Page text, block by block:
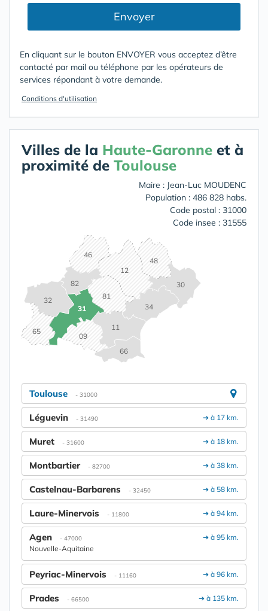
Envoyer
En cliquant sur le bouton ENVOYER vous acceptez d’être
contacté par mail ou téléphone par les opérateurs de
services répondant à votre demande.
Conditions d'utilisation
Villes de la Haute-Garonne et à
proximité de Toulouse
Maire : Jean-Luc MOUDENC
Population : 486 828 habs.
Code postal : 31000
Code insee : 31555
09
11
12
30
31
32
34
46
48
65
66
81
82
Toulouse - 31000
➔ à 17 km.
Léguevin - 31490
➔ à 18 km.
Muret - 31600
➔ à 38 km.
Montbartier - 82700
➔ à 58 km.
Castelnau-Barbarens - 32450
➔ à 94 km.
Laure-Minervois - 11800
➔ à 95 km.
Agen - 47000
Nouvelle-Aquitaine
➔ à 96 km.
Peyriac-Minervois - 11160
➔ à 135 km.
Prades - 66500